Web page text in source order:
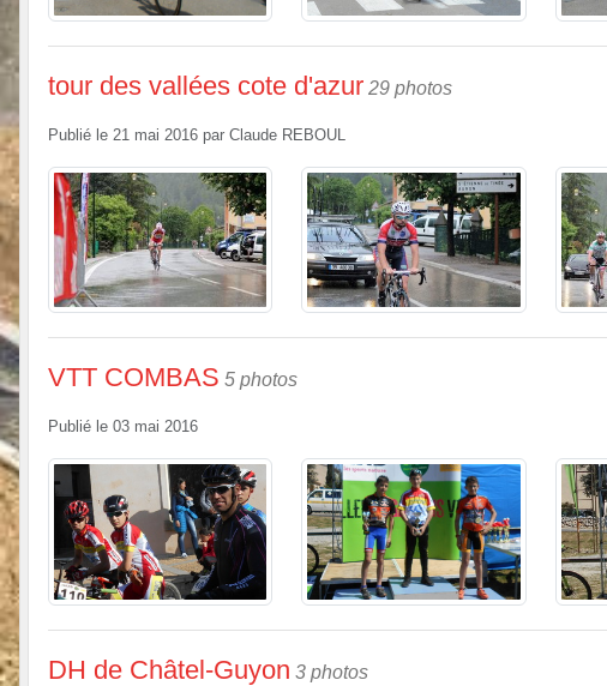
tour des vallées cote d'azur 29 photos
Publié le 21 mai 2016 par Claude REBOUL
VTT COMBAS 5 photos
Publié le 03 mai 2016
DH de Châtel-Guyon 3 photos